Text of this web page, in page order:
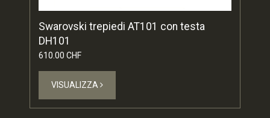
Swarovski trepiedi AT101 con testa
DH101
610.00 CHF
VISUALIZZA